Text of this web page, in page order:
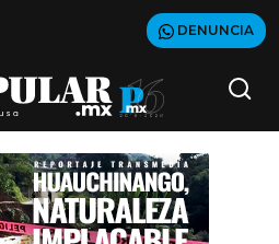
DENUNCIA